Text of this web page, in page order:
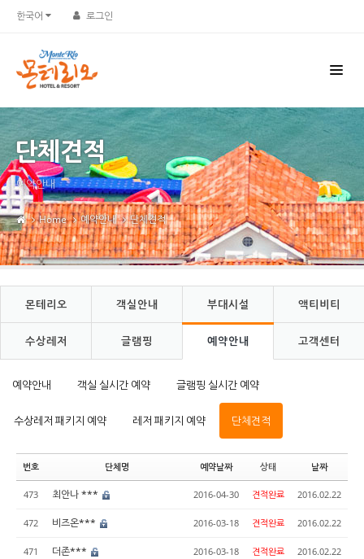
한국어 로그인
단체견적
예약안내
Home 예약안내 단체견적
몬테리오 객실안내 부대시설 액티비티
수상레저 글램핑 예약안내 고객센터
예약안내 객실 실시간 예약 글램핑 실시간 예약
수상레저 패키지 예약 레저 패키지 예약 단체견적
번호 단체명 예약날짜 상태 날짜
473 최안나 *** 2016-04-30 견적완료 2016.02.22
472 비즈온*** 2016-03-18 견적완료 2016.02.22
471 더존*** 2016-03-18 견적완료 2016.02.22
Sketchbook5, 스케치북5